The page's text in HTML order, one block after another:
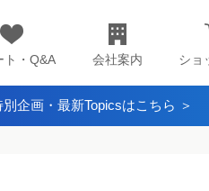
ト・Q&A 会社案内 ショ
企画・最新Topicsはこちら ＞